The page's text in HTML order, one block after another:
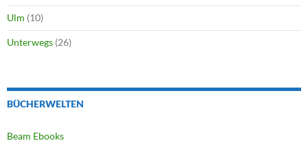
Ulm (10)
Unterwegs (26)
BÜCHERWELTEN
Beam Ebooks